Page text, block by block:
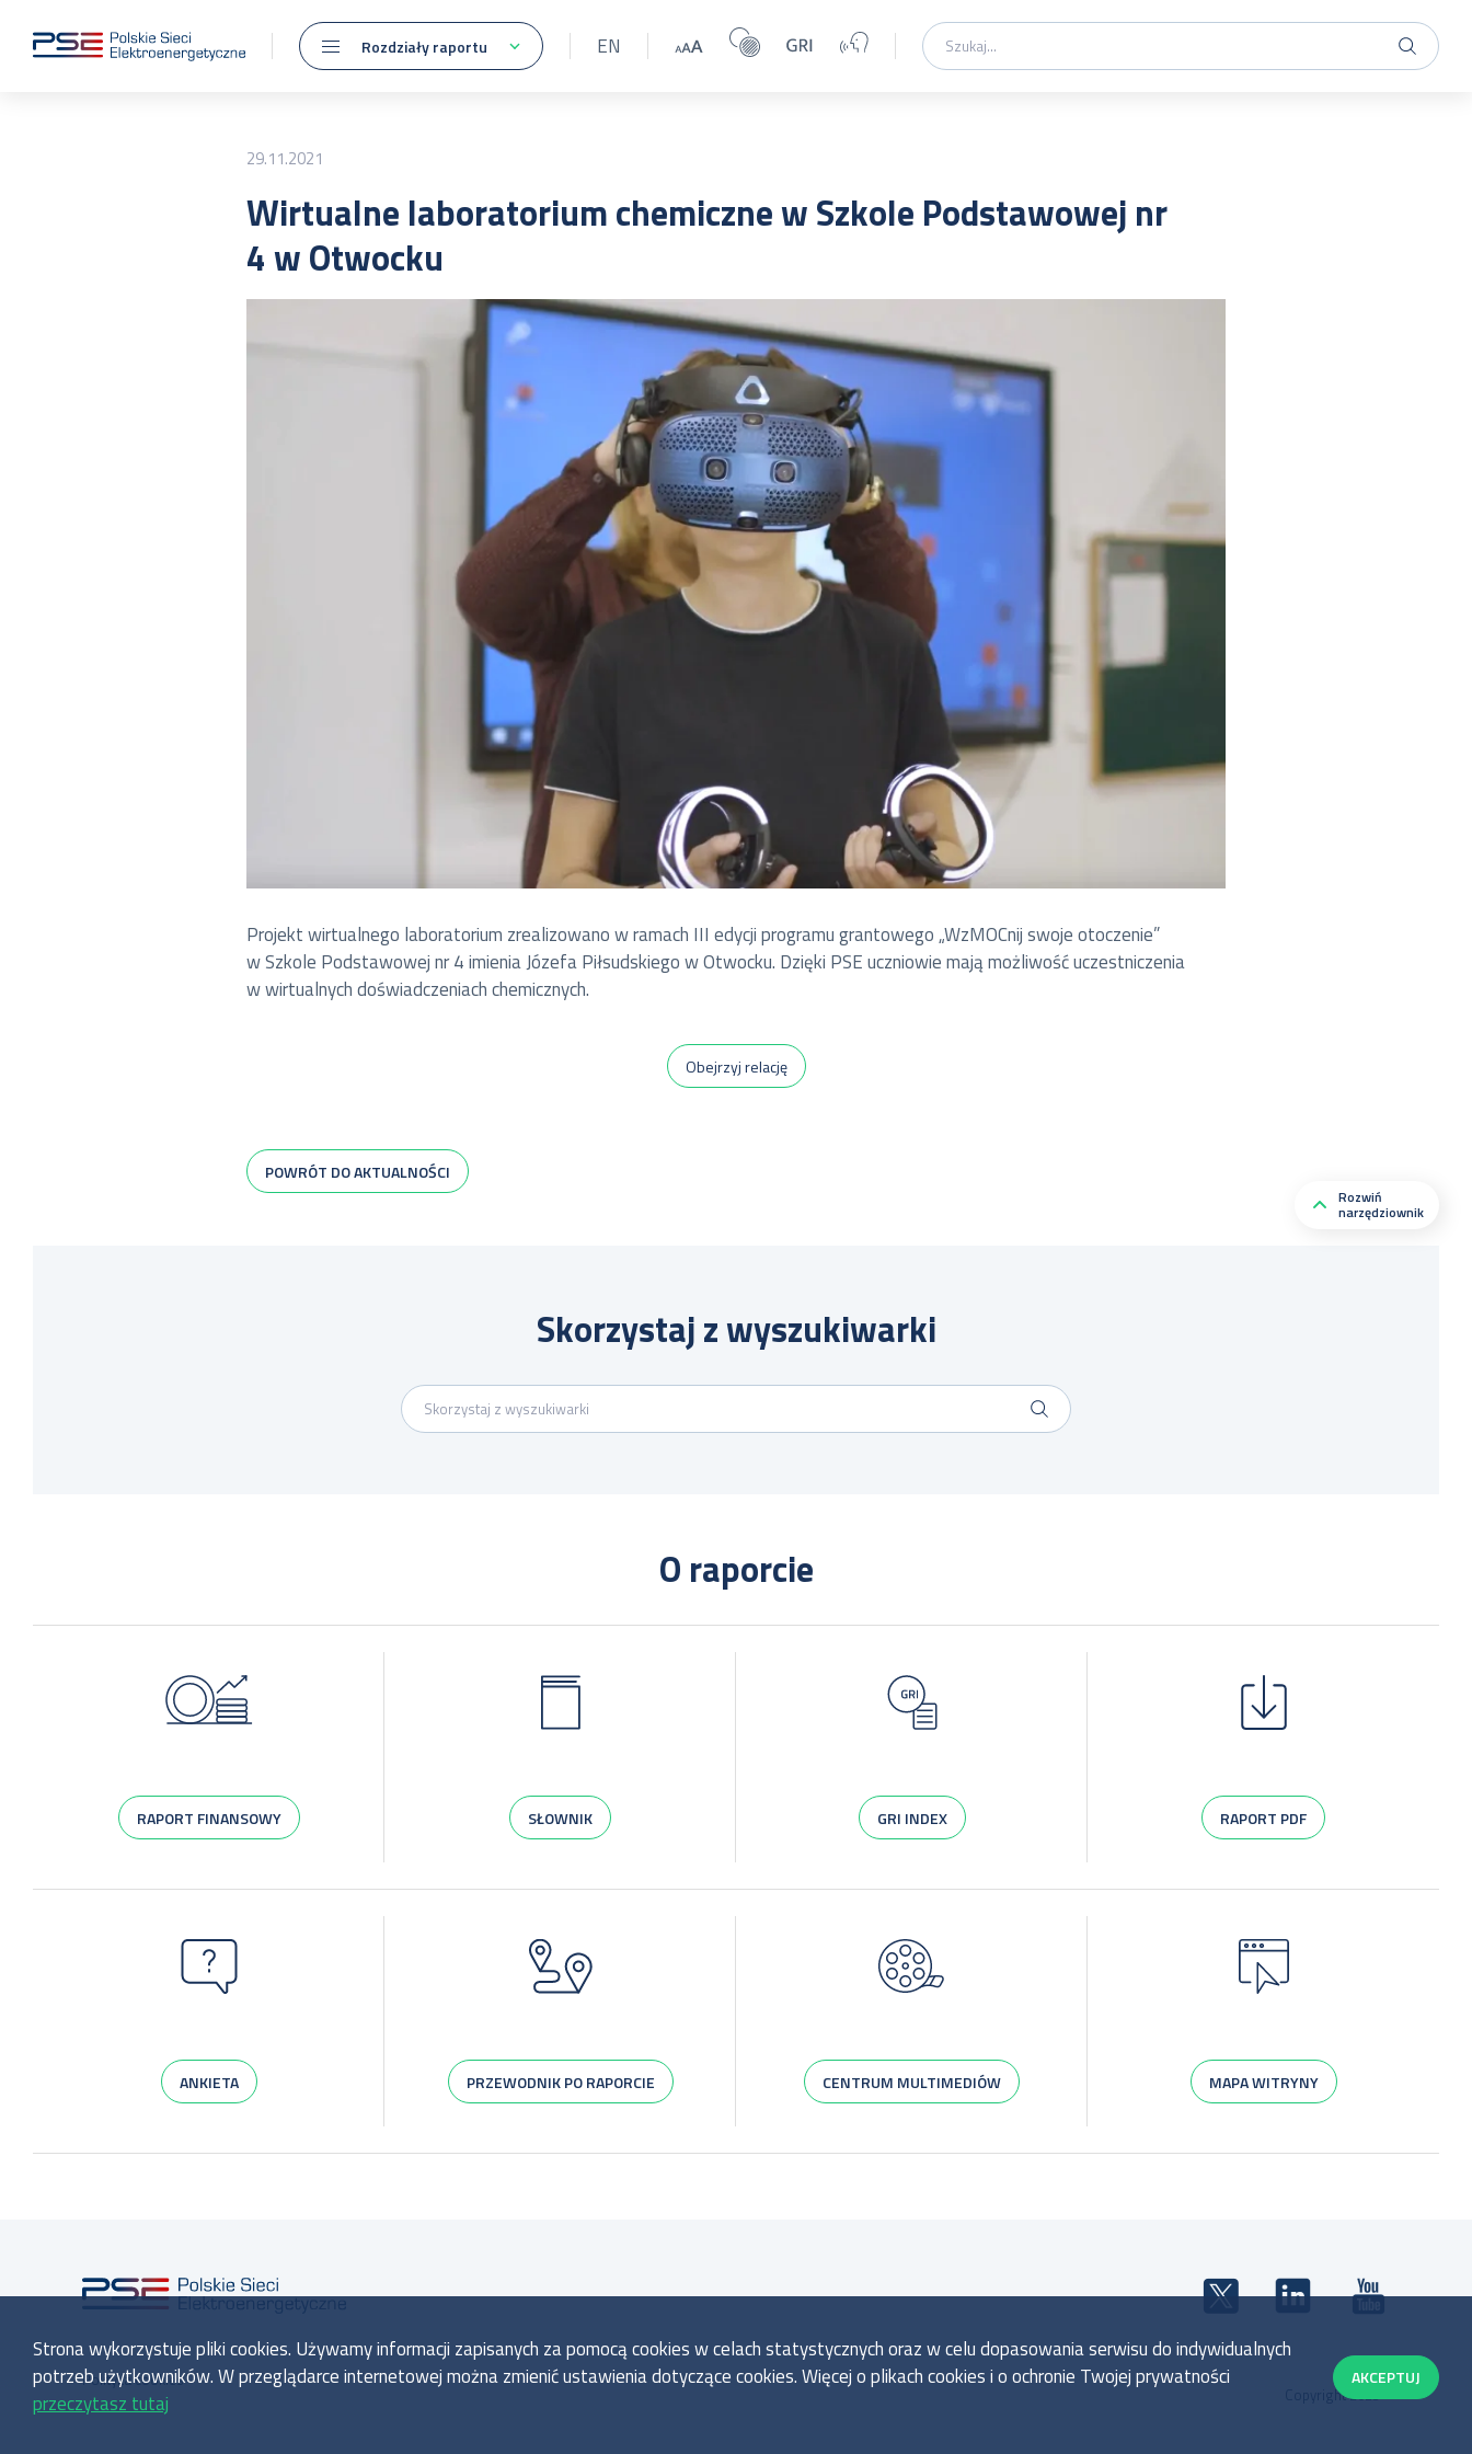
Rozdziały raportu EN
29.11.2021
Wirtualne laboratorium chemiczne w Szkole Podstawowej nr
4 w Otwocku
Projekt wirtualnego laboratorium zrealizowano w ramach III edycji programu grantowego „WzMOCnij swoje otoczenie”
w Szkole Podstawowej nr 4 imienia Józefa Piłsudskiego w Otwocku. Dzięki PSE uczniowie mają możliwość uczestniczenia
w wirtualnych doświadczeniach chemicznych.
Obejrzyj relację
POWRÓT DO AKTUALNOŚCI
Skorzystaj z wyszukiwarki
O raporcie
RAPORT FINANSOWY SŁOWNIK GRI INDEX RAPORT PDF
ANKIETA PRZEWODNIK PO RAPORCIE CENTRUM MULTIMEDIÓW MAPA WITRYNY
Rozwiń
narzędziownik
Polityka cookies
Copyright 2023©
Strona wykorzystuje pliki cookies. Używamy informacji zapisanych za pomocą cookies w celach statystycznych oraz w celu dopasowania serwisu do indywidualnych
potrzeb użytkowników. W przeglądarce internetowej można zmienić ustawienia dotyczące cookies. Więcej o plikach cookies i o ochronie Twojej prywatności
przeczytasz tutaj
AKCEPTUJ